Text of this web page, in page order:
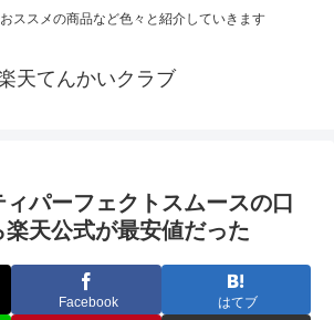
ススメの商品など色々と紹介していきます
天てんかいクラブ
ィパーフェクトスムースの口
楽天公式が最安値だった
Facebook はてブ